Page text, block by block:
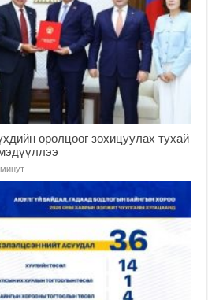
оролцоог зохицуулах тухай